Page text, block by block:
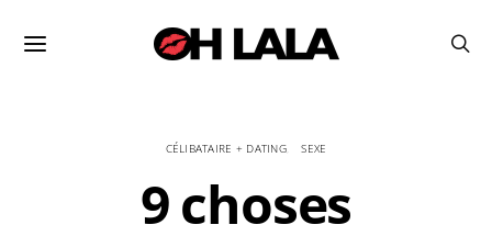
CÉLIBATAIRE + DATING SEXE
9 choses